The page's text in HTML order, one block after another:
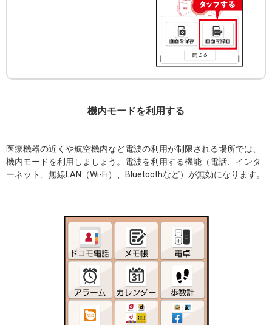
機内モードを利用する
医療機器の近くや航空機内など電波の利用が制限される場所では、
機内モードを利用しましょう。電波を利用する機能（電話、インタ
ーネット、無線LAN（Wi-Fi）、Bluetoothなど）が無効になります。